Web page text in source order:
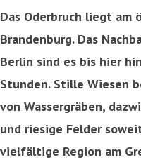
Das Oderbruch liegt am
Brandenburg. Das
Berlin sind es bis hier
Stunden. Stille Wiesen
von Wassergräben,
und riesige Felder
vielfältige Region am